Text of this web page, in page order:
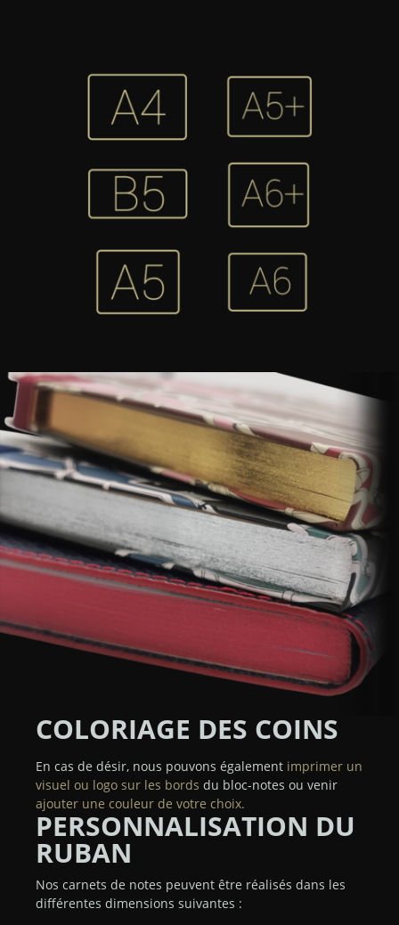
COLORIAGE DES COINS
En cas de désir, nous pouvons également imprimer un
visuel ou logo sur les bords du bloc-notes ou venir
ajouter une couleur de votre choix.
PERSONNALISATION DU
RUBAN
Nos carnets de notes peuvent être réalisés dans les
différentes dimensions suivantes :